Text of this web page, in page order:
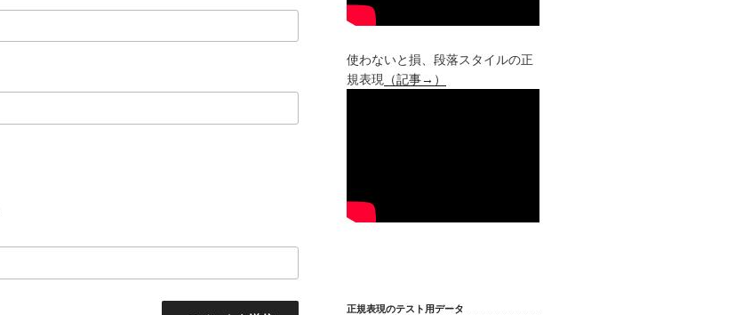
使わないと損、段落スタイルの正
規表現
（記事→）
正規表現のテスト用データ